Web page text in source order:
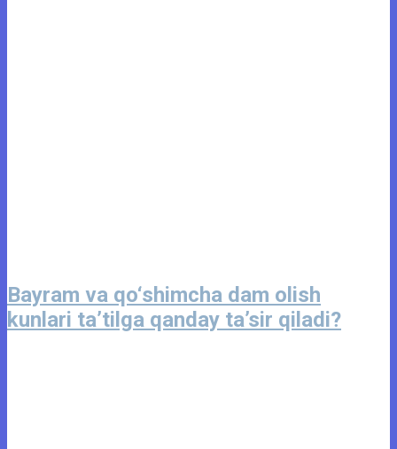
Bayram va qo‘shimcha dam olish
kunlari ta’tilga qanday ta’sir qiladi?